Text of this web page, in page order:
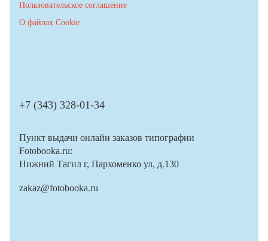
Пользовательское соглашение
О файлах Cookie
+7 (343) 328-01-34
Пункт выдачи онлайн заказов типографии
Fotobooka.ru:
Нижний Тагил г, Пархоменко ул, д.130
zakaz@fotobooka.ru